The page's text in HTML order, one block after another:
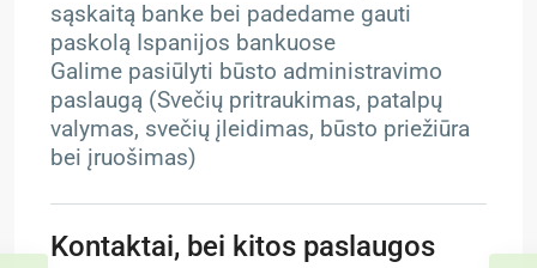
sąskaitą banke bei padedame gauti
paskolą Ispanijos bankuose
Galime pasiūlyti būsto administravimo
paslaugą (Svečių pritraukimas, patalpų
valymas, svečių įleidimas, būsto priežiūra
bei įruošimas)
Kontaktai, bei kitos paslaugos